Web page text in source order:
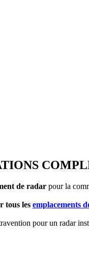
de radar pour la
tous les emplacements
pour un radar